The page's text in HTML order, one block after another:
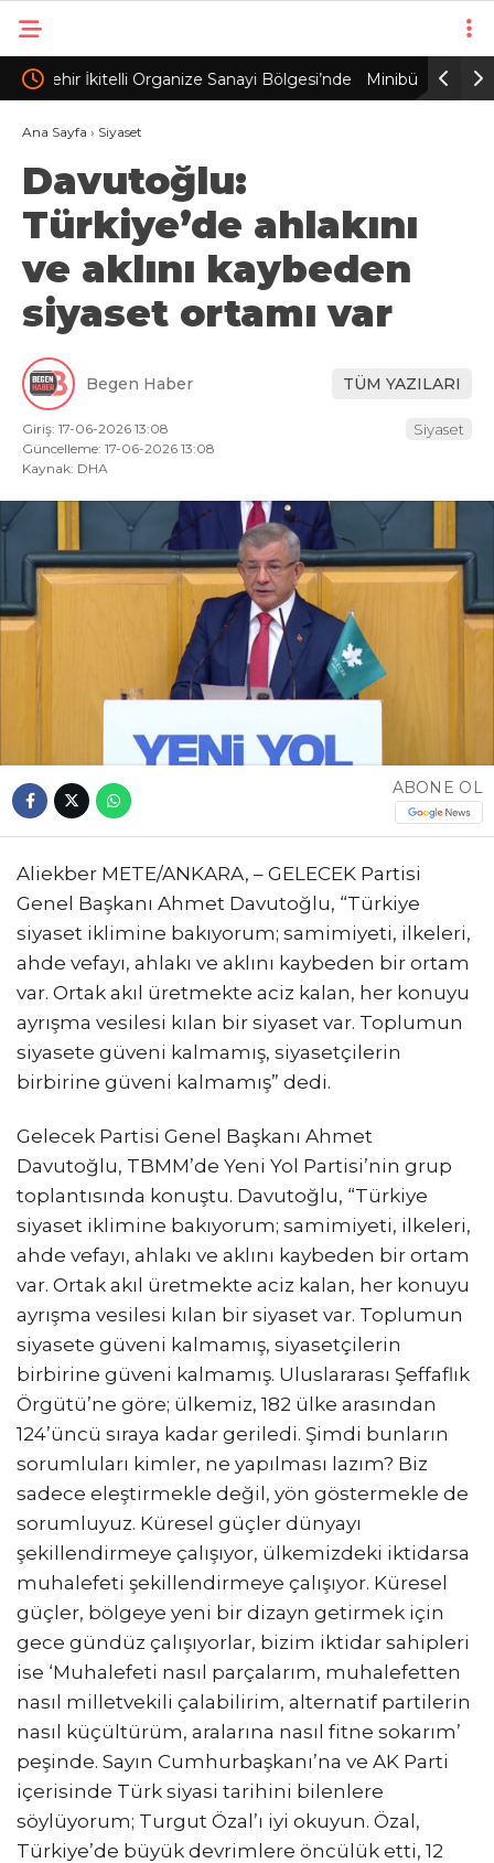
Minibüsün camını kırıp, para ve altınları çalan kar
maskeli 5 şüpheli tutuklandı
Ana Sayfa › Siyaset
Davutoğlu:
Türkiye’de ahlakını
ve aklını kaybeden
siyaset ortamı var
Begen Haber TÜM YAZILARI
Giriş: 17-06-2026 13:08
Güncelleme: 17-06-2026 13:08
Kaynak: DHA
Siyaset
ABONE OL
Aliekber METE/ANKARA, – GELECEK Partisi
Genel Başkanı Ahmet Davutoğlu, “Türkiye
siyaset iklimine bakıyorum; samimiyeti, ilkeleri,
ahde vefayı, ahlakı ve aklını kaybeden bir ortam
var. Ortak akıl üretmekte aciz kalan, her konuyu
ayrışma vesilesi kılan bir siyaset var. Toplumun
siyasete güveni kalmamış, siyasetçilerin
birbirine güveni kalmamış” dedi.
Gelecek Partisi Genel Başkanı Ahmet
Davutoğlu, TBMM’de Yeni Yol Partisi’nin grup
toplantısında konuştu. Davutoğlu, “Türkiye
siyaset iklimine bakıyorum; samimiyeti, ilkeleri,
ahde vefayı, ahlakı ve aklını kaybeden bir ortam
var. Ortak akıl üretmekte aciz kalan, her konuyu
ayrışma vesilesi kılan bir siyaset var. Toplumun
siyasete güveni kalmamış, siyasetçilerin
birbirine güveni kalmamış. Uluslararası Şeffaflık
Örgütü’ne göre; ülkemiz, 182 ülke arasından
124’üncü sıraya kadar geriledi. Şimdi bunların
sorumluları kimler, ne yapılması lazım? Biz
sadece eleştirmekle değil, yön göstermekle de
sorumluyuz. Küresel güçler dünyayı
şekillendirmeye çalışıyor, ülkemizdeki iktidarsa
muhalefeti şekillendirmeye çalışıyor. Küresel
güçler, bölgeye yeni bir dizayn getirmek için
gece gündüz çalışıyorlar, bizim iktidar sahipleri
ise ‘Muhalefeti nasıl parçalarım, muhalefetten
nasıl milletvekili çalabilirim, alternatif partilerin
nasıl küçültürüm, aralarına nasıl fitne sokarım’
peşinde. Sayın Cumhurbaşkanı’na ve AK Parti
içerisinde Türk siyasi tarihini bilenlere
söylüyorum; Turgut Özal’ı iyi okuyun. Özal,
Türkiye’de büyük devrimlere öncülük etti, 12